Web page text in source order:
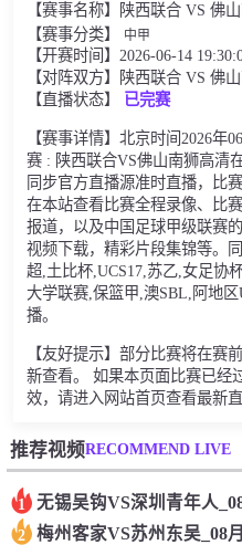
全球联赛
【赛事名称】陕西联合 VS 佛
【赛事分类】
中甲
【开赛时间】2026-06-14
【对阵双方】陕西联合 VS 佛
【直播状态】
已完赛
【赛事详情】北京时间2026年
赛 : 陕西联合VS佛山南狮高清
同步官方直播源准时直播，比
在本站查看比赛全程录像、比
报道，以及中国足球甲级联赛
视频下载，精彩片段集锦等。
超,土比杯,UCS17,苏乙,女足协
大学联赛,保篮甲,澳SBL,阿地
播。
【友好提示】部分比赛将在赛
新查看。 如果本页面比赛已经
效，请进入网站首页查看最新直
推荐视频RECOMMEND LIVE
1 无锡吴钩VS深圳青年人
2 梅州客家VS苏州东吴_08